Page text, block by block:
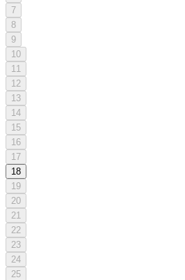
7
8
9
10
11
12
13
14
15
16
17
18
19
20
21
22
23
24
25